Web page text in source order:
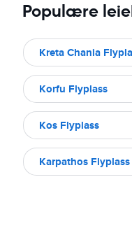
Populære
Kreta Chania
Korfu Flyplass
Kos Flyplass
Karpathos Flyplass